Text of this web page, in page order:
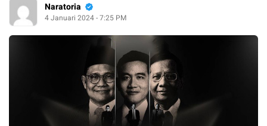
Naratoria
4 Januari 2024 - 7:25 PM